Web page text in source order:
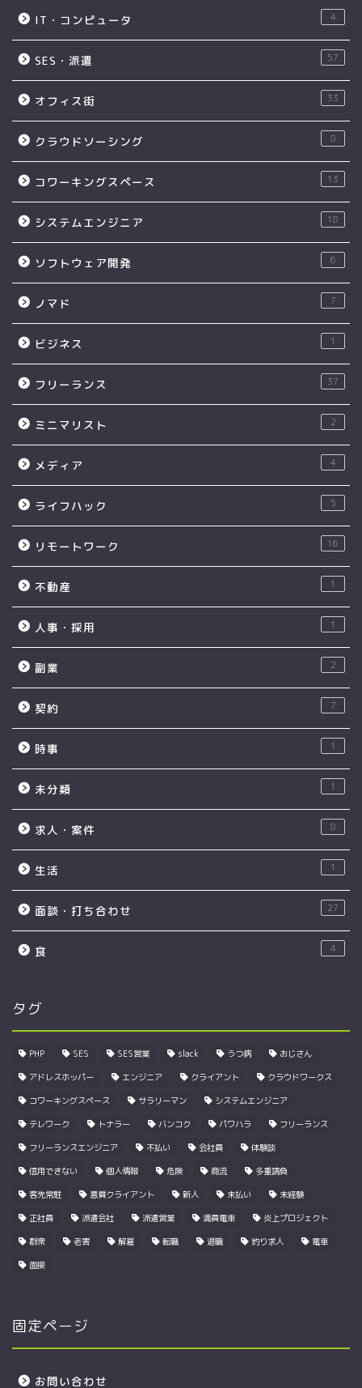
IT・コンピュータ 4
SES・派遣 57
オフィス街 33
クラウドソーシング 8
コワーキングスペース 13
システムエンジニア 18
ソフトウェア開発 6
ノマド 7
ビジネス 1
フリーランス 37
ミニマリスト 2
メディア 4
ライフハック 5
リモートワーク 16
不動産 1
人事・採用 1
副業 2
契約 7
時事 1
未分類 1
求人・案件 8
生活 1
面談・打ち合わせ 27
食 4
タグ
PHP SES SES営業 slack うつ病 おじさん
アドレスホッパー エンジニア クライアント クラウドワークス
コワーキングスペース サラリーマン システムエンジニア
テレワーク トナラー バンコク パワハラ フリーランス
フリーランスエンジニア 不払い 会社員 体験談
信用できない 個人情報 危険 商流 多重請負
客先常駐 悪質クライアント 新人 未払い 未経験
正社員 派遣会社 派遣営業 満員電車 炎上プロジェクト
群衆 老害 解雇 転職 退職 釣り求人 電車
面接
固定ページ
お問い合わせ